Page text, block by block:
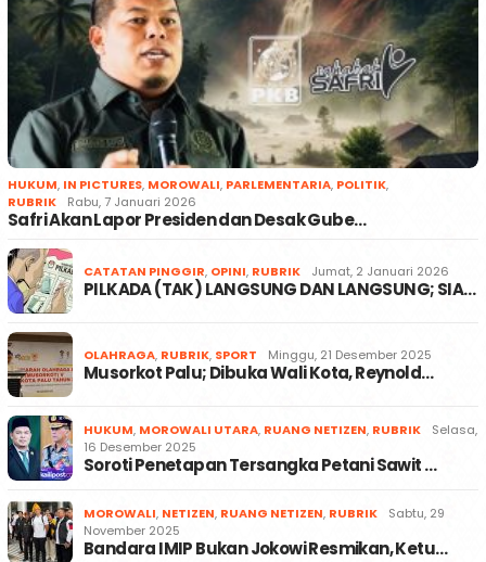
HUKUM, IN PICTURES, MOROWALI, PARLEMENTARIA, POLITIK,
RUBRIK
Rabu, 7 Januari 2026
Safri Akan Lapor Presiden dan Desak Gube…
CATATAN PINGGIR, OPINI, RUBRIK Jumat, 2 Januari 2026
PILKADA (TAK) LANGSUNG DAN LANGSUNG; SIA…
OLAHRAGA, RUBRIK, SPORT Minggu, 21 Desember 2025
Musorkot Palu; Dibuka Wali Kota, Reynold…
HUKUM, MOROWALI UTARA, RUANG NETIZEN, RUBRIK
Selasa,
16 Desember 2025
Soroti Penetapan Tersangka Petani Sawit …
MOROWALI, NETIZEN, RUANG NETIZEN, RUBRIK
Sabtu, 29
November 2025
Bandara IMIP Bukan Jokowi Resmikan, Ketu…